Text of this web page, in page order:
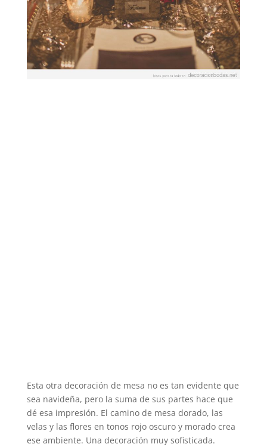
Esta otra decoración de mesa no es tan evidente que
sea navideña, pero la suma de sus partes hace que
dé esa impresión. El camino de mesa dorado, las
velas y las flores en tonos rojo oscuro y morado crea
ese ambiente. Una decoración muy sofisticada.